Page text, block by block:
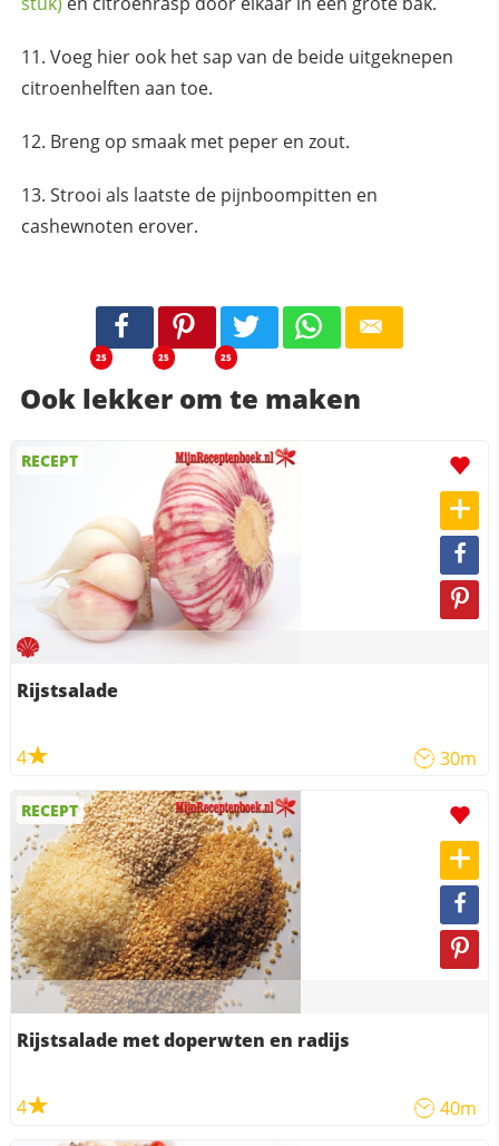
Voeg hier ook het sap van de beide uitgeknepen
citroenhelften aan toe.
Breng op smaak met peper en zout.
Strooi als laatste de pijnboompitten en
cashewnoten erover.
25 25 25
Ook lekker om te maken
RECEPT
Rijstsalade
4 30m
RECEPT
Rijstsalade met doperwten en radijs
4 40m